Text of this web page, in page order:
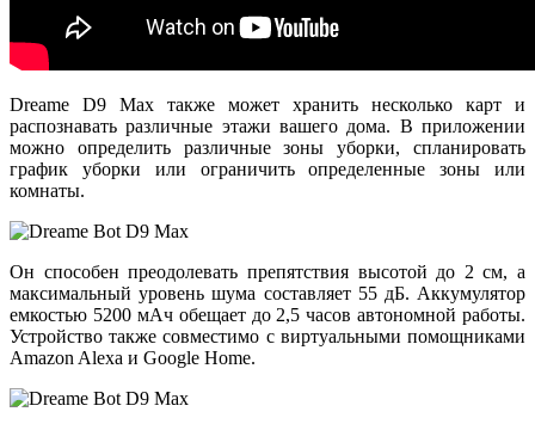
Dreame D9 Max также может хранить несколько карт и
распознавать различные этажи вашего дома. В приложении
можно определить различные зоны уборки, спланировать
график уборки или ограничить определенные зоны или
комнаты.
Он способен преодолевать препятствия высотой до 2 см, а
максимальный уровень шума составляет 55 дБ. Аккумулятор
емкостью 5200 мАч обещает до 2,5 часов автономной работы.
Устройство также совместимо с виртуальными помощниками
Amazon Alexa и Google Home.